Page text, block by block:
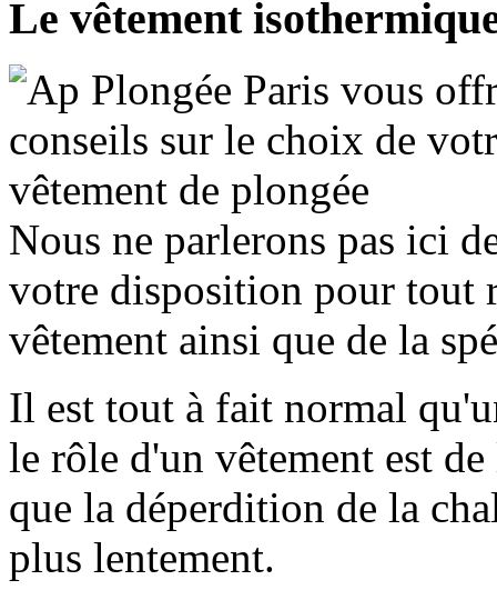
Le vêtement
Nous ne parlerons pas ici
votre disposition pour tout
vêtement ainsi que de la
Il est tout à fait normal
le rôle d'un vêtement est
que la déperdition de la
plus lentement.